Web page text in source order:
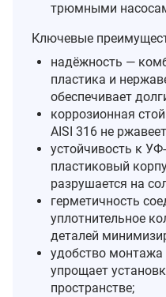
трюмными
Ключевые
надёжность —
пластика и
обеспечивает
коррозионная
AISI 316 не
устойчивость к
пластиковый
разрушается на
герметичность
уплотнительное
деталей
удобство
упрощает
пространстве;